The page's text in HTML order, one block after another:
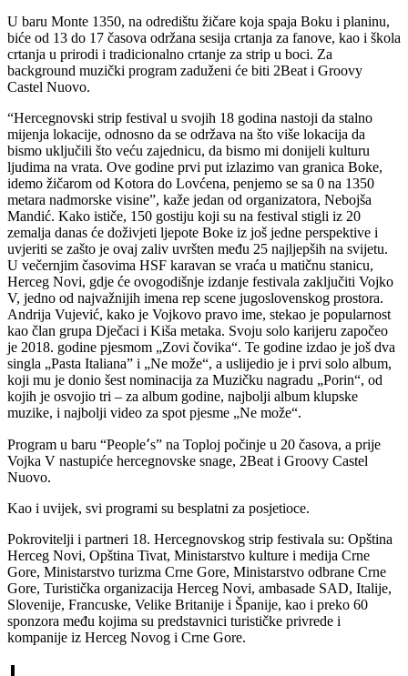
U baru Monte 1350, na odredištu žičare koja spaja Boku i planinu,
biće od 13 do 17 časova održana sesija crtanja za fanove, kao i škola
crtanja u prirodi i tradicionalno crtanje za strip u boci. Za
background muzički program zaduženi će biti 2Beat i Groovy
Castel Nuovo.
“Hercegnovski strip festival u svojih 18 godina nastoji da stalno
mijenja lokacije, odnosno da se održava na što više lokacija da
bismo uključili što veću zajednicu, da bismo mi donijeli kulturu
ljudima na vrata. Ove godine prvi put izlazimo van granica Boke,
idemo žičarom od Kotora do Lovćena, penjemo se sa 0 na 1350
metara nadmorske visine”, kaže jedan od organizatora, Nebojša
Mandić. Kako ističe, 150 gostiju koji su na festival stigli iz 20
zemalja danas će doživjeti ljepote Boke iz još jedne perspektive i
uvjeriti se zašto je ovaj zaliv uvršten među 25 najljepših na svijetu.
U večernjim časovima HSF karavan se vraća u matičnu stanicu,
Herceg Novi, gdje će ovogodišnje izdanje festivala zaključiti Vojko
V, jedno od najvažnijih imena rep scene jugoslovenskog prostora.
Andrija Vujević, kako je Vojkovo pravo ime, stekao je popularnost
kao član grupa Dječaci i Kiša metaka. Svoju solo karijeru započeo
je 2018. godine pjesmom „Zovi čovika“. Te godine izdao je još dva
singla „Pasta Italiana” i „Ne može“, a uslijedio je i prvi solo album,
koji mu je donio šest nominacija za Muzičku nagradu „Porin“, od
kojih je osvojio tri – za album godine, najbolji album klupske
muzike, i najbolji video za spot pjesme „Ne može“.
Program u baru “People՚s” na Toploj počinje u 20 časova, a prije
Vojka V nastupiće hercegnovske snage, 2Beat i Groovy Castel
Nuovo.
Kao i uvijek, svi programi su besplatni za posjetioce.
Pokrovitelji i partneri 18. Hercegnovskog strip festivala su: Opština
Herceg Novi, Opština Tivat, Ministarstvo kulture i medija Crne
Gore, Ministarstvo turizma Crne Gore, Ministarstvo odbrane Crne
Gore, Turistička organizacija Herceg Novi, ambasade SAD, Italije,
Slovenije, Francuske, Velike Britanije i Španije, kao i preko 60
sponzora među kojima su predstavnici turističke privrede i
kompanije iz Herceg Novog i Crne Gore.